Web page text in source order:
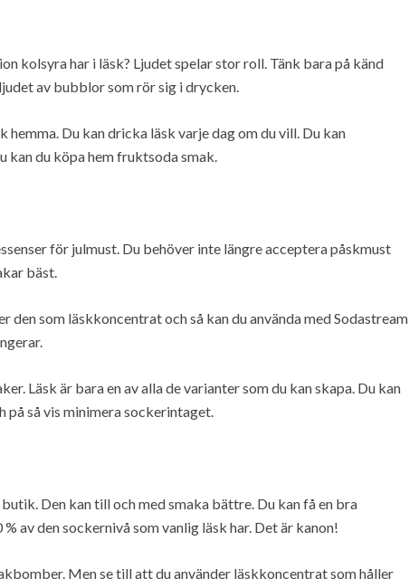
kolsyra har i läsk? Ljudet spelar stor roll. Tänk bara på känd
av bubblor som rör sig i drycken.
hemma. Du kan dricka läsk varje dag om du vill. Du kan
kan du köpa hem fruktsoda smak.
för julmust. Du behöver inte längre acceptera påskmust
bäst.
den som läskkoncentrat och så kan du använda med Sodastream
Läsk är bara en av alla de varianter som du kan skapa. Du kan
på så vis minimera sockerintaget.
Den kan till och med smaka bättre. Du kan få en bra
av den sockernivå som vanlig läsk har. Det är kanon!
Men se till att du använder läskkoncentrat som håller